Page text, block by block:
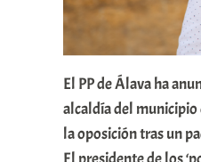
El PP de Álava ha
alcaldía del municipio
la oposición tras un